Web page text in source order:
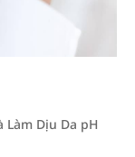
Làm Dịu Da pH